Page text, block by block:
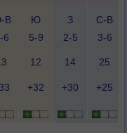
В
6
Ю
5-9
З
2-5
С-В
3-6
12 14 25
+32 +30 +25